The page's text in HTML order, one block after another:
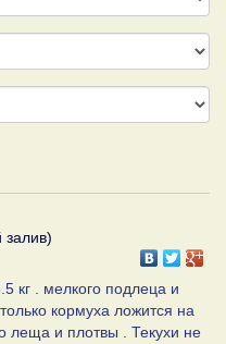
залив)
кг . мелкого подлеца и
кормуха ложится на
леща и плотвы . Текухи не